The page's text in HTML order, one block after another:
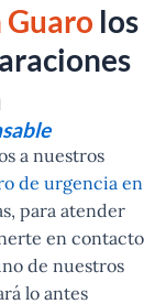
Guaro los
a nuestros
de urgencia en
para atender
en contacto
de nuestros
lo antes